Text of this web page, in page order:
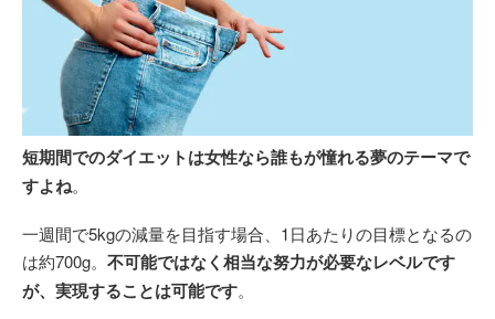
短期間でのダイエットは女性なら誰もが憧れる夢のテーマで
すよね。
一週間で5kgの減量を目指す場合、1日あたりの目標となるの
は約700g。 不可能ではなく相当な努力が必要なレベルです
が、実現することは可能です。